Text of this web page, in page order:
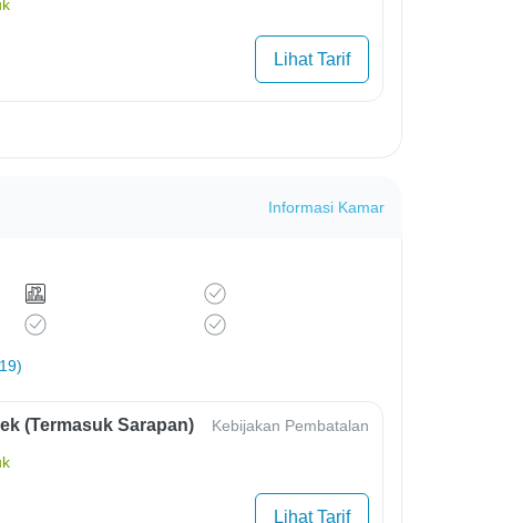
Lihat Tarif
Informasi Kamar
(Termasuk Sarapan) Kebijakan Pembatalan
Lihat Tarif